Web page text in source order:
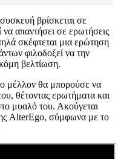
βρίσκεται σε
απαντήσει σε ερωτήσεις
σκέφτεται μια ερώτηση
φιλοδοξεί να την
βελτίωση.
μέλλον θα μπορούσε να
θέτοντας ερωτήματα και
μυαλό του. Ακούγεται
AlterEgo, σύμφωνα με το